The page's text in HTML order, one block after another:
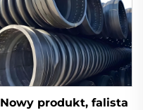
Nowy produkt, falista